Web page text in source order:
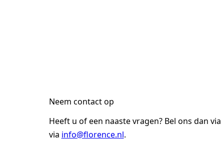
Neem contact op
Heeft u of een naaste vragen? Bel ons dan via
via info@florence.nl.